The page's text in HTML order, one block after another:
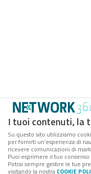
I tuoi contenuti, la
Su questo sito utilizziamo
per fornirti un’esperienza di
ricevere comunicazioni di
Puoi esprimere il tuo consenso
Potrai sempre gestire le tue
visitando la nostra COOKIE